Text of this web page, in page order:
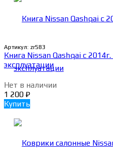
Артикул: zr583
Книга Nissan Qashqai c
эксплуатации
Нет в наличии
1 200 ₽
Купить